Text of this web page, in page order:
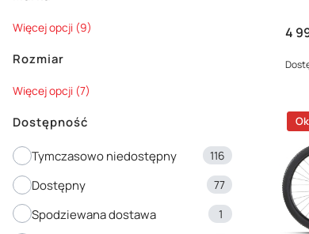
Marka
Więcej opcji (9)
Rozmiar
Rozmiar
Więcej opcji (7)
Dostępność
Dostępność
Tymczasowo niedostępny 116
Dostępny 77
Spodziewana dostawa 1
4